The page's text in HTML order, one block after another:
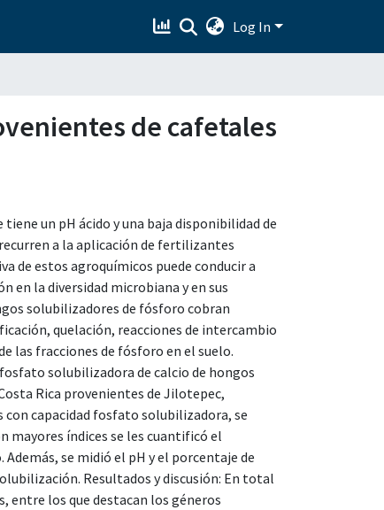
Log In
de cafetales
un pH ácido y una baja disponibilidad de
a la aplicación de fertilizantes
de estos agroquímicos puede conducir a
en la diversidad microbiana y en sus
solubilizadores de fósforo cobran
quelación, reacciones de intercambio
las fracciones de fósforo en el suelo.
solubilizadora de calcio de hongos
Rica provenientes de Jilotepec,
con capacidad fosfato solubilizadora, se
mayores índices se les cuantificó el
se midió el pH y el porcentaje de
Resultados y discusión: En total
entre los que destacan los géneros